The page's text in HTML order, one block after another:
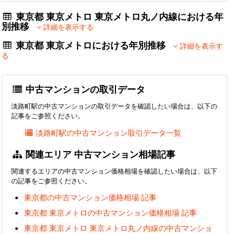
東京都 東京メトロ 東京メトロ丸ノ内線における年
別推移 詳細を表示する
東京都 東京メトロにおける年別推移
詳細を表示す
る
中古マンションの取引データ
淡路町駅の中古マンションの取引データを確認したい場合は、以下の
記事をご参照ください。
淡路町駅の中古マンション取引データ一覧
関連エリア 中古マンション相場記事
関連するエリアの中古マンション価格相場を確認したい場合は、以下
の記事をご参照ください。
東京都の中古マンション価格相場 記事
東京都 東京メトロの中古マンション価格相場 記事
東京都 東京メトロ 東京メトロ丸ノ内線の中古マンショ